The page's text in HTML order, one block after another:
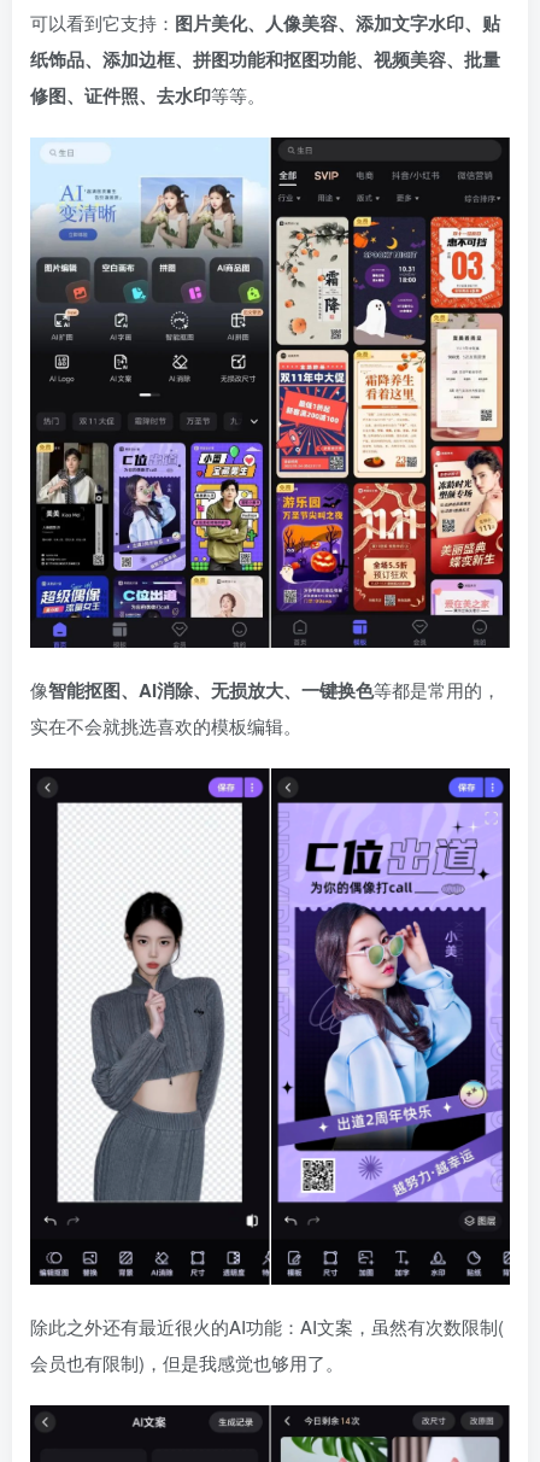
可以看到它支持： 图片美化、人像美容、添加文字水印、贴
纸饰品、添加边框、拼图功能和抠图功能、视频美容、批量
修图、证件照、去水印等等。
像智能抠图、AI消除、无损放大、一键换色等都是常用的，
实在不会就挑选喜欢的模板编辑。
除此之外还有最近很火的AI功能：AI文案，虽然有次数限制(
会员也有限制)，但是我感觉也够用了。